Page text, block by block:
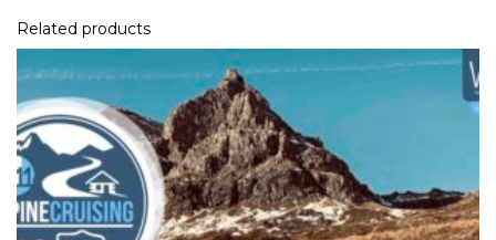
Related products